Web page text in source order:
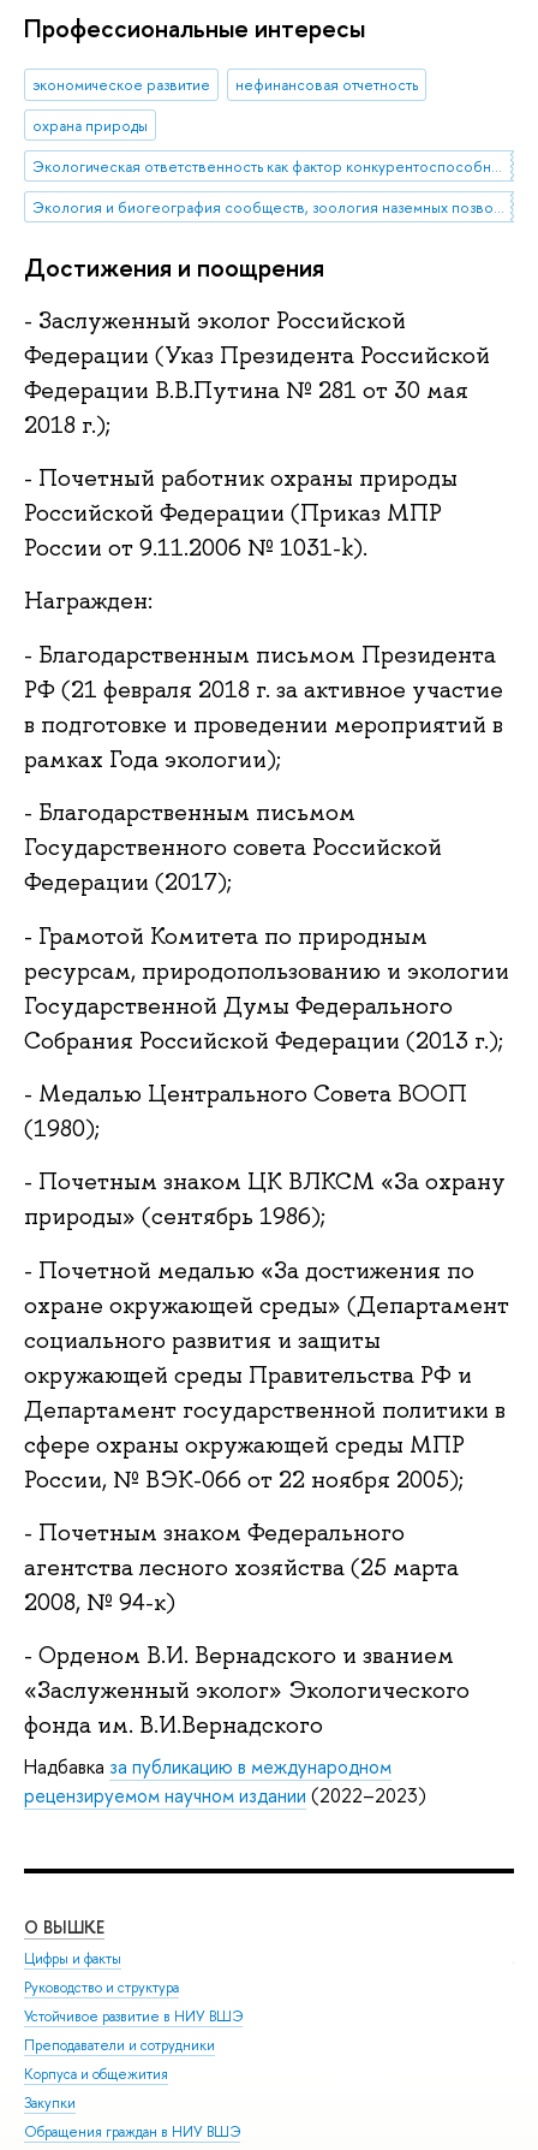
Профессиональные интересы
экономическое развитие
нефинансовая отчетность
охрана природы
Экологическая ответственность как фактор конкурентоспособности
Экология и биогеография сообществ, зоология наземных позвоночных
Достижения и поощрения
- Заслуженный эколог Российской
Федерации (Указ Президента Российской
Федерации В.В.Путина № 281 от 30 мая
2018 г.);
- Почетный работник охраны природы
Российской Федерации (Приказ МПР
России от 9.11.2006 № 1031-k).
Награжден:
- Благодарственным письмом Президента
РФ (21 февраля 2018 г. за активное участие
в подготовке и проведении мероприятий в
рамках Года экологии);
- Благодарственным письмом
Государственного совета Российской
Федерации (2017);
- Грамотой Комитета по природным
ресурсам, природопользованию и экологии
Государственной Думы Федерального
Собрания Российской Федерации (2013 г.);
- Медалью Центрального Совета ВООП
(1980);
- Почетным знаком ЦК ВЛКСМ «За охрану
природы» (сентябрь 1986);
- Почетной медалью «За достижения по
охране окружающей среды» (Департамент
социального развития и защиты
окружающей среды Правительства РФ и
Департамент государственной политики в
сфере охраны окружающей среды МПР
России, № ВЭК-066 от 22 ноября 2005);
- Почетным знаком Федерального
агентства лесного хозяйства (25 марта
2008, № 94-к)
- Орденом В.И. Вернадского и званием
«Заслуженный эколог» Экологического
фонда им. В.И.Вернадского
Надбавка за публикацию в международном
рецензируемом научном издании (2022–2023)
О ВЫШКЕ
Цифры и факты
Руководство и структура
Устойчивое развитие в НИУ ВШЭ
Преподаватели и сотрудники
Корпуса и общежития
Закупки
Обращения граждан в НИУ ВШЭ